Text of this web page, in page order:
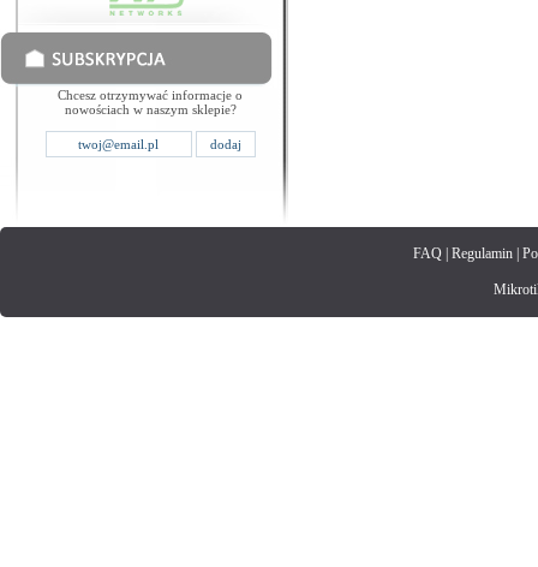
Chcesz otrzymywać informacje o
nowościach w naszym sklepie?
FAQ| Regulamin|